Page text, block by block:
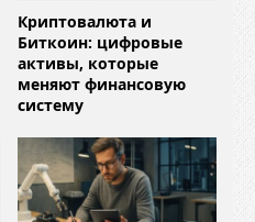
Криптовалюта и
Биткоин: цифровые
активы, которые
меняют финансовую
систему